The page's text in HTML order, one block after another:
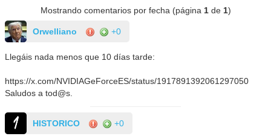
Mostrando comentarios por fecha (página 1de 1)
Orwelliano +0
Llegáis nada menos que 10 días tarde:
https://x.com/NVIDIAGeForceES/status/1917891392061297050
Saludos a tod@s.
HISTORICO +0